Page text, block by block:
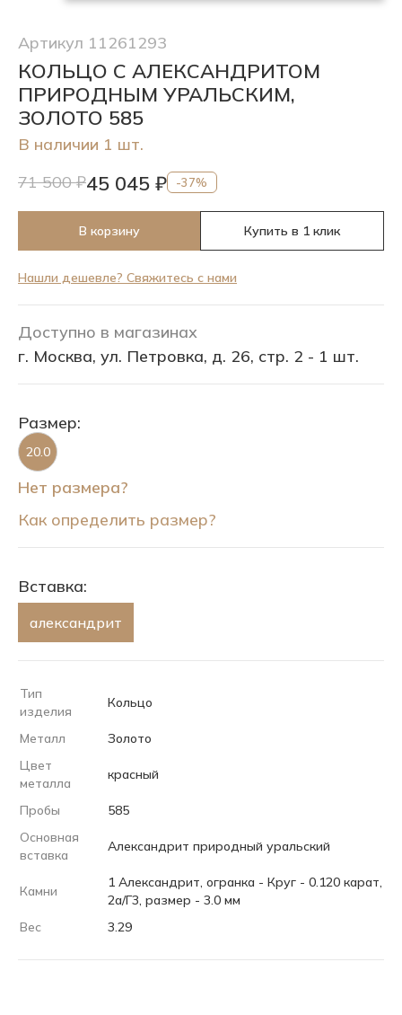
Артикул 11261293
КОЛЬЦО С АЛЕКСАНДРИТОМ
ПРИРОДНЫМ УРАЛЬСКИМ,
ЗОЛОТО 585
В наличии 1 шт.
71 500 ₽45 045 ₽ -37%
В корзину Купить в 1 клик
Нашли дешевле? Свяжитесь с нами
Доступно в магазинах
г. Москва, ул. Петровка, д. 26, стр. 2 - 1 шт.
Размер:
20.0
Нет размера?
Как определить размер?
Вставка:
александрит
Тип
изделия
Кольцо
Металл
Золото
Цвет
металла
красный
Пробы
585
Основная
вставка
Александрит природный уральский
Камни
1 Александрит, огранка - Круг - 0.120 карат,
2а/Г3, размер - 3.0 мм
Вес
3.29